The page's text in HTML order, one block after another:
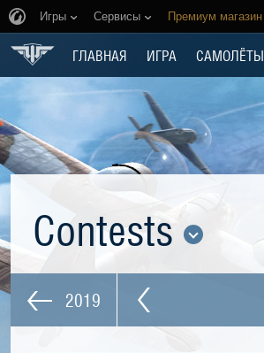
Игры Сервисы Премиум магазин
ГЛАВНАЯ ИГРА САМОЛЁТЫ
Contests
2019